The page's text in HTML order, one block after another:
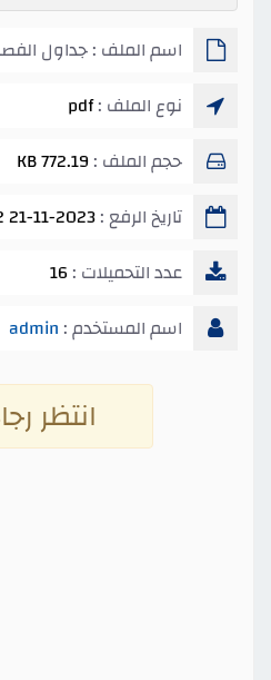
اسم الملف : جداول
نوع الملف :pdf
حجم الملف :772.19 KB
تاريخ الرفع :21-11-2023 08:22 ص
عدد التحميلات : 16
اسم المستخدم : admin
انتظر